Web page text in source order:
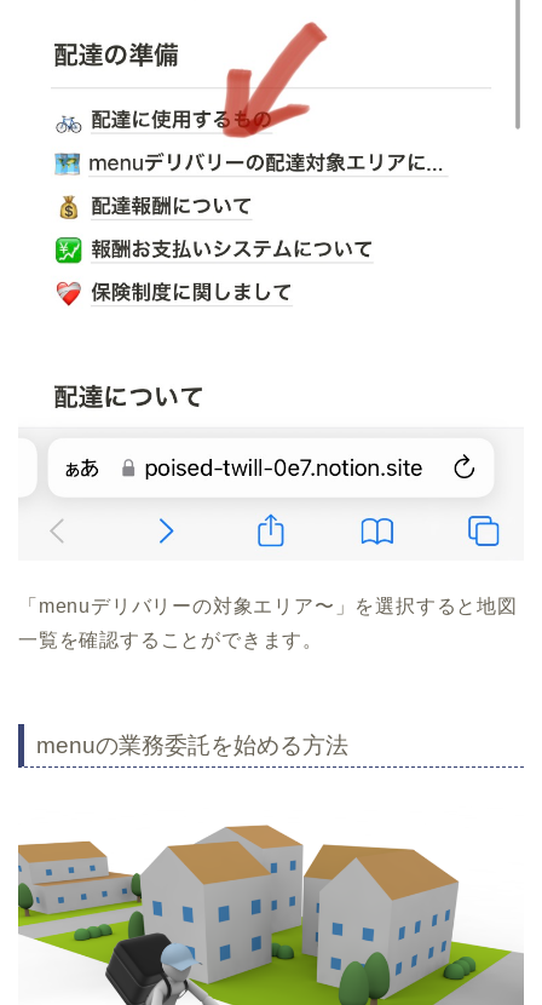
「menuデリバリーの対象エリア〜」を選択すると地図
一覧を確認することができます。
menuの業務委託を始める方法